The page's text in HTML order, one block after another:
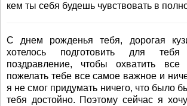
кем ты себя будешь чувствовать в
С днем рожденья тебя, дорогая
хотелось подготовить для
поздравление, чтобы охватить все
пожелать тебе все самое важное и
я не смог придумать ничего, что было
тебя достойно. Поэтому сейчас я